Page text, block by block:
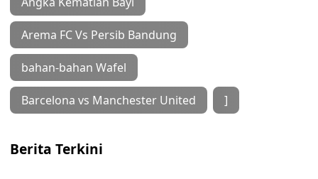
Arema FC Vs Persib Bandung
bahan-bahan Wafel
Barcelona vs Manchester United ]
Berita Terkini